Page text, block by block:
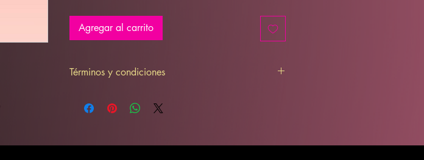
Agregar al carrito
Términos y condiciones